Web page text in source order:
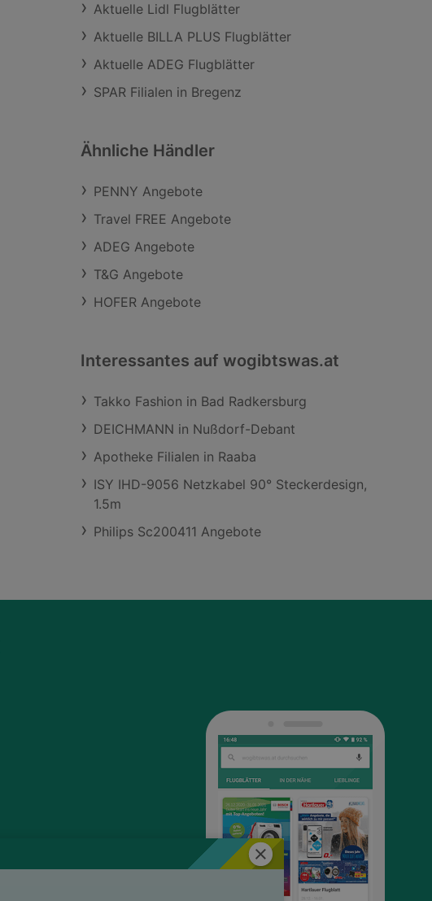
Schließen
Aktuelle Lidl Flugblätter
Aktuelle BILLA PLUS Flugblätter
Aktuelle ADEG Flugblätter
SPAR Filialen in Bregenz
Ähnliche Händler
PENNY Angebote
Travel FREE Angebote
ADEG Angebote
T&G Angebote
HOFER Angebote
Interessantes auf wogibtswas.at
Takko Fashion in Bad Radkersburg
DEICHMANN in Nußdorf-Debant
Apotheke Filialen in Raaba
ISY IHD-9056 Netzkabel 90° Steckerdesign,
1.5m
Philips Sc200411 Angebote